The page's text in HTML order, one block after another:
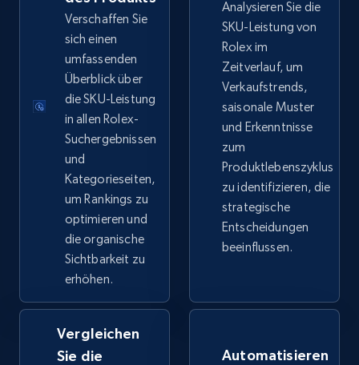
URL, Product id, Title, Seller name, Seller rating,
Seller reviews, Breadcrumbs, Root category, and
more.
2.5K+ 359+
Google Shopping
URL, Product id, Title, Product description,
Rating, Reviews count, Images, Variations, and
more.
2.4K+
Google Shopping - collects products from
Verschaffen Sie
sich einen
umfassenden
Überblick über
die SKU-Leistung
in allen Rolex-
Suchergebnissen
und
Kategorieseiten,
um Rankings zu
optimieren und
die organische
Sichtbarkeit zu
erhöhen.
Analysieren Sie die
SKU-Leistung von
Rolex im
Zeitverlauf, um
Verkaufstrends,
saisonale Muster
und Erkenntnisse
zum
Produktlebenszyklus
zu identifizieren, die
strategische
Entscheidungen
beeinflussen.
Vergleichen
Sie die
Automatisieren